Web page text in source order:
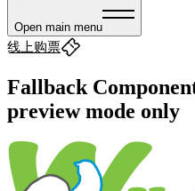
Open main menu
线上购票
Fallback
preview mode only